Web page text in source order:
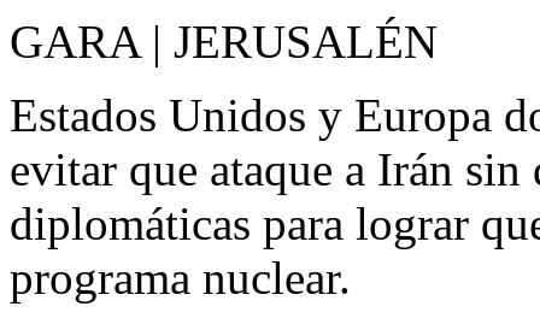
GARA | JERUSALÉN
Estados Unidos y Europa
evitar que ataque a Irán sin
diplomáticas para lograr
programa nuclear.